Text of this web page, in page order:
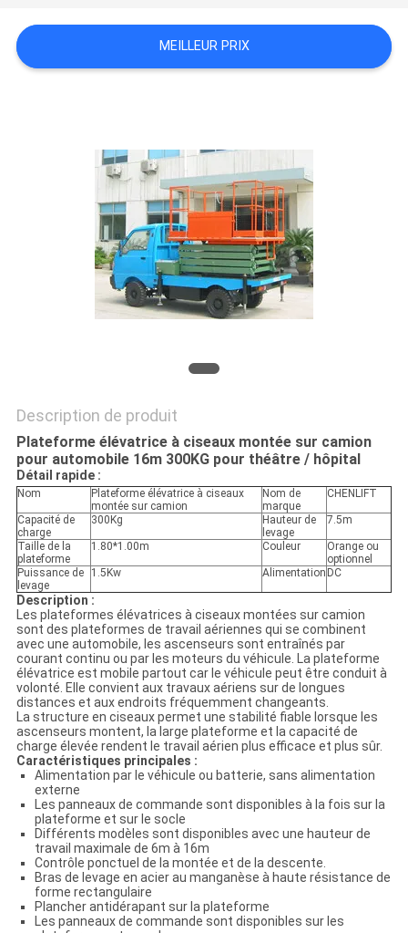
CONTACTER
DEMANDEZ
UN DEVIS
CONFIDENTIALITÉ
MEILLEUR PRIX
Description de produit
Plateforme élévatrice à ciseaux montée sur camion
pour automobile 16m 300KG pour théâtre / hôpital​
Détail rapide :
Nom
Plateforme élévatrice à ciseaux
montée sur camion
Nom de
marque
CHENLIFT
Capacité de
charge
300Kg
Hauteur de
levage
7.5m
Taille de la
plateforme
1.80*1.00m Couleur
Orange ou
optionnel
Puissance de
levage
1.5Kw Alimentation DC
Description :
Les plateformes élévatrices à ciseaux montées sur camion
sont des plateformes de travail aériennes qui se combinent
avec une automobile, les ascenseurs sont entraînés par
courant continu ou par les moteurs du véhicule. La plateforme
élévatrice est mobile partout car le véhicule peut être conduit à
volonté. Elle convient aux travaux aériens sur de longues
distances et aux endroits fréquemment changeants.
La structure en ciseaux permet une stabilité fiable lorsque les
ascenseurs montent, la large plateforme et la capacité de
charge élevée rendent le travail aérien plus efficace et plus sûr.
Caractéristiques principales :
Alimentation par le véhicule ou batterie, sans alimentation
externe
Les panneaux de commande sont disponibles à la fois sur la
plateforme et sur le socle
Différents modèles sont disponibles avec une hauteur de
travail maximale de 6m à 16m
Contrôle ponctuel de la montée et de la descente.
Bras de levage en acier au manganèse à haute résistance de
forme rectangulaire
Plancher antidérapant sur la plateforme
Les panneaux de commande sont disponibles sur les